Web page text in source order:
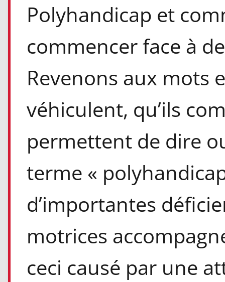
Polyhandicap et
commencer face à
Revenons aux mots
véhiculent, qu’ils
permettent de dire
terme «
d’importantes
motrices
ceci causé par une